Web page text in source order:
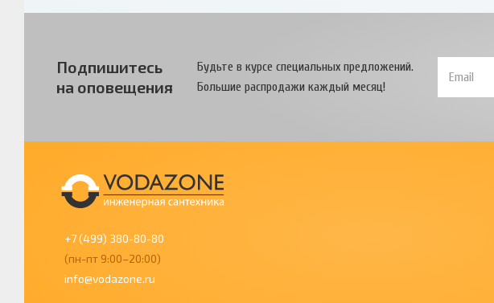
Подпишитесь
на оповещения
Будьте в курсе специальных предложений.
Большие распродажи каждый месяц!
+7 (499) 380-80-80
(пн-пт 9:00–20:00)
info@vodazone.ru